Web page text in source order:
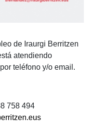
de Iraurgi Berritzen
atendiendo
teléfono y/o email.
758 494